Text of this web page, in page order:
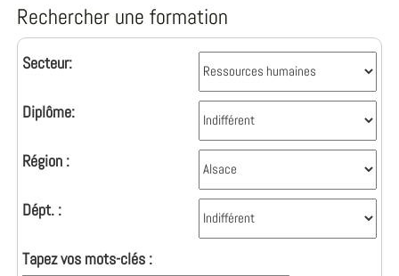
Rechercher une formation
Secteur:
Diplôme:
Région :
Dépt. :
Tapez vos mots-clés :